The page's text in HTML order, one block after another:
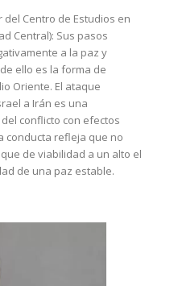
del Centro de Estudios en
Central): Sus pasos
a la paz y
ello es la forma de
Oriente. El ataque
a Irán es una
conflicto con efectos
conducta refleja que no
de viabilidad a un alto el
de una paz estable.